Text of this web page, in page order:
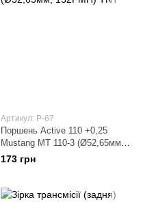
Артикул: P-67
Поршень Active 110 +0,25
Mustang MT 110-3 (Ø52,65мм,
152FMH) TNT
173 грн